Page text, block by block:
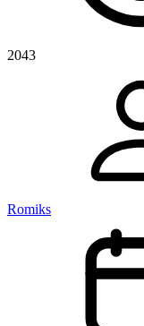
2043
Romiks